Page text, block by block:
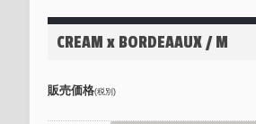
CREAM x BORDEAAUX / M
販売価格(税別)